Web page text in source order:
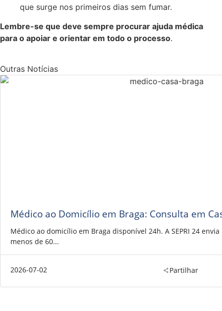
que surge nos primeiros dias sem fumar.
Lembre-se que deve sempre procurar ajuda médica
para o apoiar e orientar em todo o processo.
Outras Notícias
Médico ao Domicílio em Braga: Consulta em
Médico ao domicílio em Braga disponível 24h. A SEPRI 24
menos de 60...
2026-07-02 Partilhar